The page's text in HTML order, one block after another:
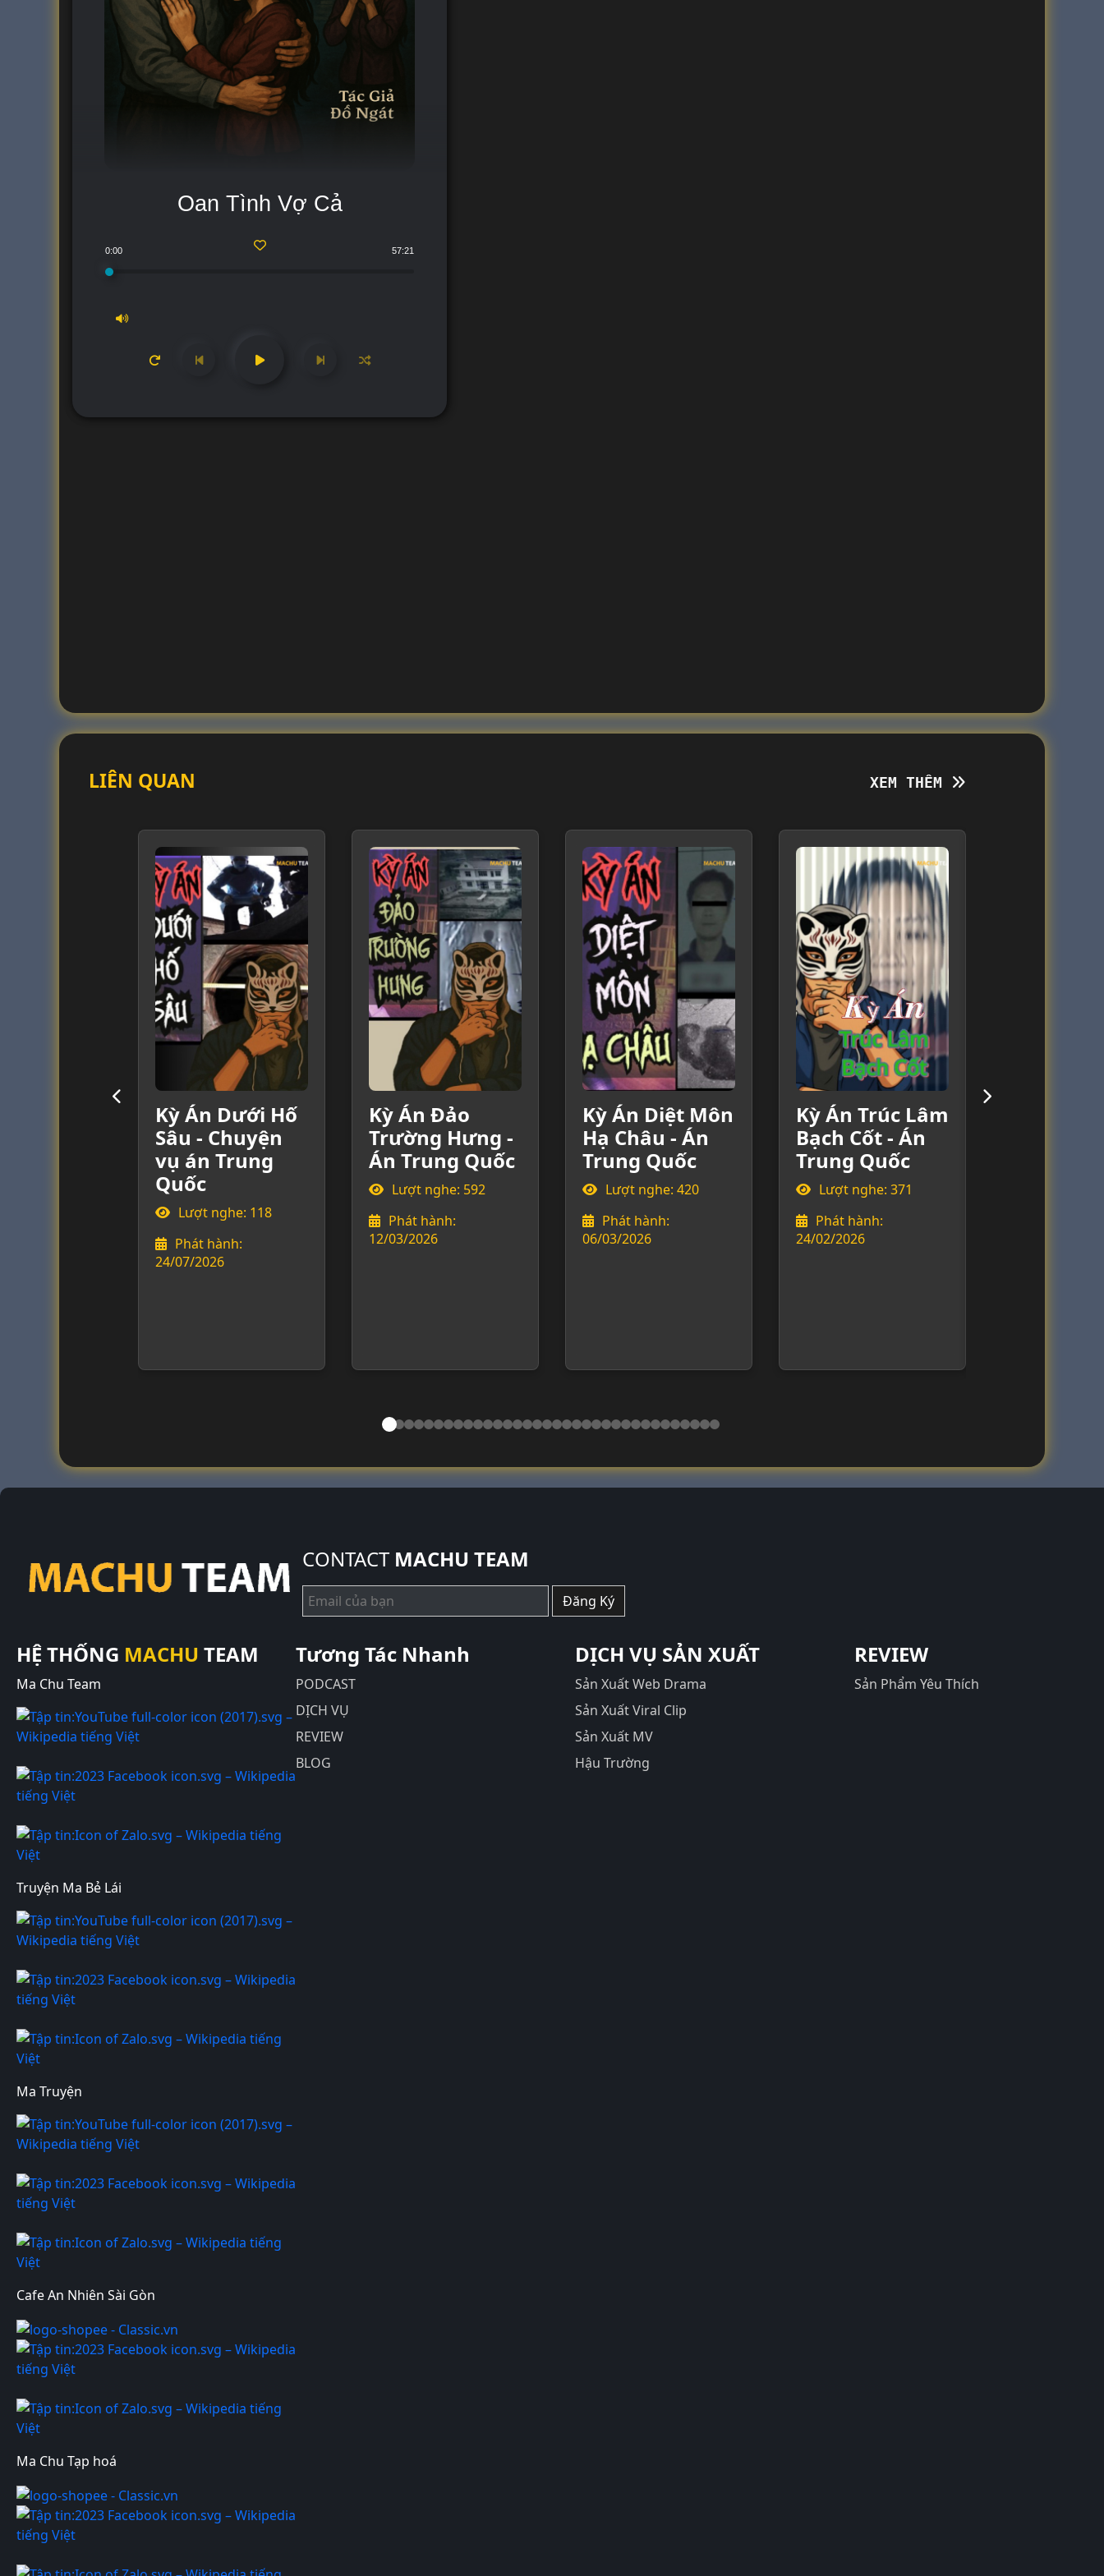
Oan Tình Vợ Cả
0:00 57:21
LIÊN QUAN
XEM THÊM
Kỳ Án Dưới Hố
Sâu - Chuyện
vụ án Trung
Quốc
Lượt nghe: 118
Phát hành:
24/07/2026
Kỳ Án Đảo
Trường Hưng -
Án Trung Quốc
Lượt nghe: 592
Phát hành:
12/03/2026
Kỳ Án Diệt Môn
Hạ Châu - Án
Trung Quốc
Lượt nghe: 420
Phát hành:
06/03/2026
Kỳ Án Trúc Lâm
Bạch Cốt - Án
Trung Quốc
Lượt nghe: 371
Phát hành:
24/02/2026
CONTACT MACHU TEAM
Đăng Ký
HỆ THỐNG MACHU TEAM
Ma Chu Team
Truyện Ma Bẻ Lái
Ma Truyện
Cafe An Nhiên Sài Gòn
Ma Chu Tạp hoá
Tương Tác Nhanh
PODCAST
DỊCH VỤ
REVIEW
BLOG
DỊCH VỤ SẢN XUẤT
Sản Xuất Web Drama
Sản Xuất Viral Clip
Sản Xuất MV
Hậu Trường
REVIEW
Sản Phẩm Yêu Thích